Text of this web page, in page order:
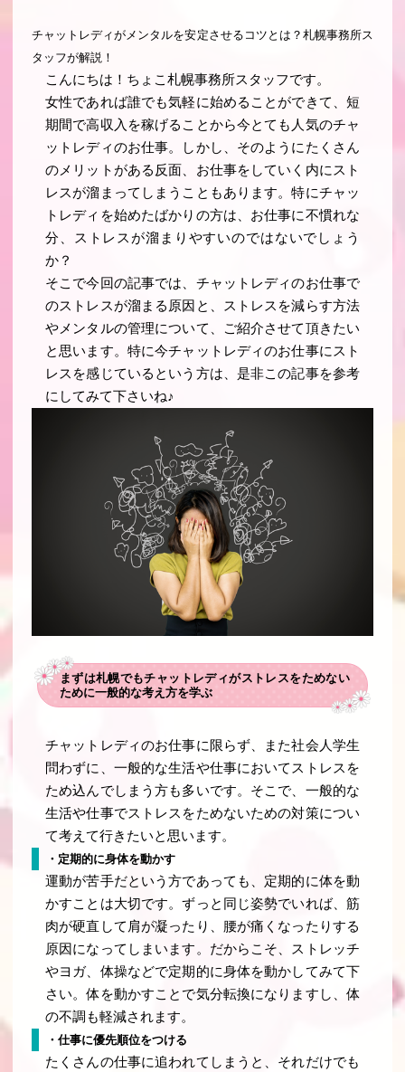
チャットレディがメンタルを安定させるコツとは？札幌事務所ス
タッフが解説！
こんにちは！ちょこ札幌事務所スタッフです。
女性であれば誰でも気軽に始めることができて、短
期間で高収入を稼げることから今とても人気のチャ
ットレディのお仕事。しかし、そのようにたくさん
のメリットがある反面、お仕事をしていく内にスト
レスが溜まってしまうこともあります。特にチャッ
トレディを始めたばかりの方は、お仕事に不慣れな
分、ストレスが溜まりやすいのではないでしょう
か？
そこで今回の記事では、チャットレディのお仕事で
のストレスが溜まる原因と、ストレスを減らす方法
やメンタルの管理について、ご紹介させて頂きたい
と思います。特に今チャットレディのお仕事にスト
レスを感じているという方は、是非この記事を参考
にしてみて下さいね♪
まずは札幌でもチャットレディがストレスをためない
ために一般的な考え方を学ぶ
チャットレディのお仕事に限らず、また社会人学生
問わずに、一般的な生活や仕事においてストレスを
ため込んでしまう方も多いです。そこで、一般的な
生活や仕事でストレスをためないための対策につい
て考えて行きたいと思います。
・定期的に身体を動かす
運動が苦手だという方であっても、定期的に体を動
かすことは大切です。ずっと同じ姿勢でいれば、筋
肉が硬直して肩が凝ったり、腰が痛くなったりする
原因になってしまいます。だからこそ、ストレッチ
やヨガ、体操などで定期的に身体を動かしてみて下
さい。体を動かすことで気分転換になりますし、体
の不調も軽減されます。
・仕事に優先順位をつける
たくさんの仕事に追われてしまうと、それだけでも